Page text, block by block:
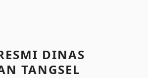
DINAS
TANGSEL